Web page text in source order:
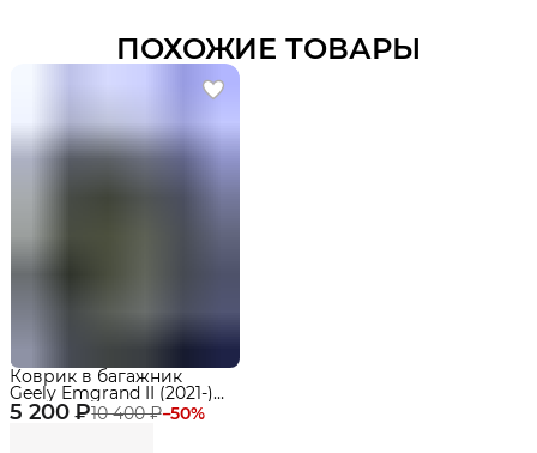
ПОХОЖИЕ ТОВАРЫ
5 200 ₽10 400 ₽−50%
Коврик в багажник
Geely Emgrand II (2021-)
EVA 3D Premium